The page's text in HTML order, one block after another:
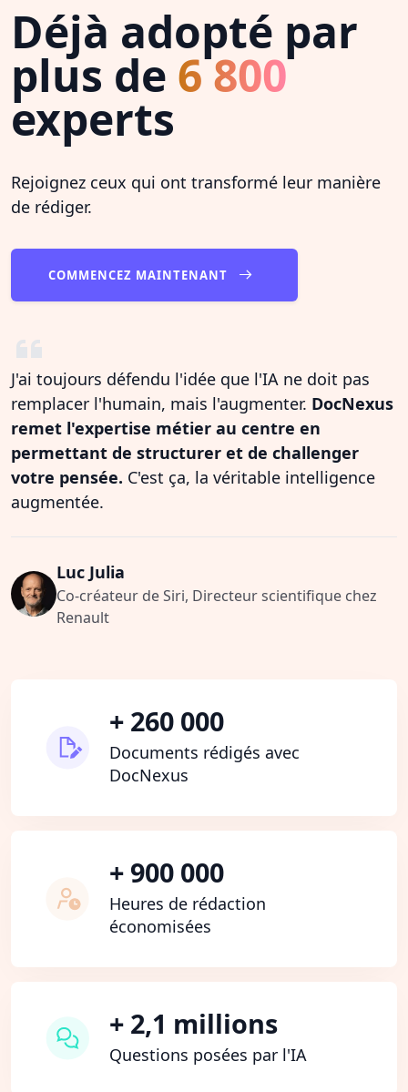
Déjà adopté par
plus de 6 800
experts
Rejoignez ceux qui ont transformé leur manière
de rédiger.
COMMENCEZ MAINTENANT
J'ai toujours défendu l'idée que l'IA ne doit pas
remplacer l'humain, mais l'augmenter. DocNexus
remet l'expertise métier au centre en
permettant de structurer et de challenger
votre pensée. C'est ça, la véritable intelligence
augmentée.
Luc Julia
Co-créateur de Siri, Directeur scientifique chez
Renault
+ 260 000
Documents rédigés avec
DocNexus
+ 900 000
Heures de rédaction
économisées
+ 2,1 millions
Questions posées par l'IA